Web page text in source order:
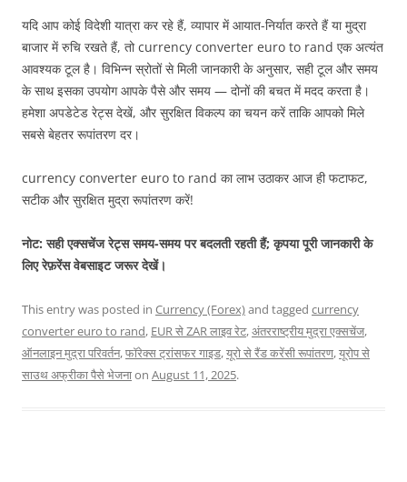
यदि आप कोई विदेशी यात्रा कर रहे हैं, व्यापार में आयात-निर्यात करते हैं या मुद्रा
बाजार में रुचि रखते हैं, तो currency converter euro to rand एक अत्यंत
आवश्यक टूल है। विभिन्न स्रोतों से मिली जानकारी के अनुसार, सही टूल और समय
के साथ इसका उपयोग आपके पैसे और समय — दोनों की बचत में मदद करता है।
हमेशा अपडेटेड रेट्स देखें, और सुरक्षित विकल्प का चयन करें ताकि आपको मिले
सबसे बेहतर रूपांतरण दर।
currency converter euro to rand का लाभ उठाकर आज ही फटाफट,
सटीक और सुरक्षित मुद्रा रूपांतरण करें!
नोट: सही एक्सचेंज रेट्स समय-समय पर बदलती रहती हैं; कृपया पूरी जानकारी के
लिए रेफ़रेंस वेबसाइट जरूर देखें।
This entry was posted in Currency (Forex)and tagged currency
converter euro to rand, EUR से ZAR लाइव रेट,अंतरराष्ट्रीय मुद्रा एक्सचेंज,
ऑनलाइन मुद्रा परिवर्तन,फॉरेक्स ट्रांसफर गाइड,यूरो से रैंड करेंसी रूपांतरण,यूरोप से
साउथ अफ्रीका पैसे भेजनाon August 11, 2025.